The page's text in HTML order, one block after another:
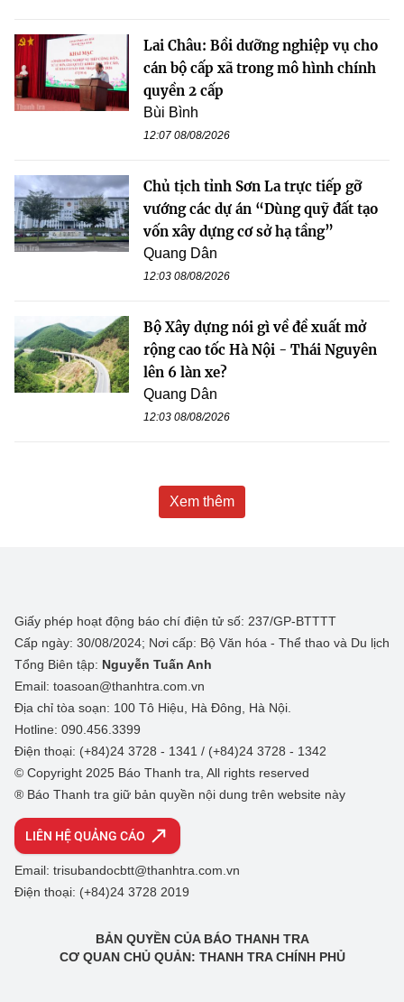
Lai Châu: Bồi dưỡng nghiệp vụ cho
cán bộ cấp xã trong mô hình chính
quyền 2 cấp
Bùi Bình
12:07 08/08/2026
Chủ tịch tỉnh Sơn La trực tiếp gỡ
vướng các dự án “Dùng quỹ đất tạo
vốn xây dựng cơ sở hạ tầng”
Quang Dân
12:03 08/08/2026
Bộ Xây dựng nói gì về đề xuất mở
rộng cao tốc Hà Nội - Thái Nguyên
lên 6 làn xe?
Quang Dân
12:03 08/08/2026
Xem thêm
Giấy phép hoạt động báo chí điện tử số: 237/GP-BTTTT
Cấp ngày: 30/08/2024; Nơi cấp: Bộ Văn hóa - Thể thao và Du lịch
Tổng Biên tập: Nguyễn Tuấn Anh
Email: toasoan@thanhtra.com.vn
Địa chỉ tòa soạn: 100 Tô Hiệu, Hà Đông, Hà Nội.
Hotline: 090.456.3399
Điện thoại: (+84)24 3728 - 1341 / (+84)24 3728 - 1342
© Copyright 2025 Báo Thanh tra, All rights reserved
® Báo Thanh tra giữ bản quyền nội dung trên website này
LIÊN HỆ QUẢNG CÁO
Email: trisubandocbtt@thanhtra.com.vn
Điện thoại: (+84)24 3728 2019
BẢN QUYỀN CỦA BÁO THANH TRA
CƠ QUAN CHỦ QUẢN: THANH TRA CHÍNH PHỦ